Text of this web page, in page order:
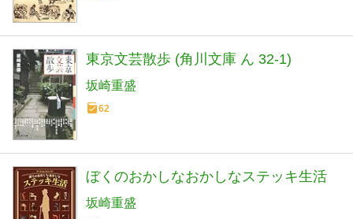
東京文芸散歩 (角川文庫 ん 32-1)
坂崎重盛
62
ぼくのおかしなおかしなステッキ生活
坂崎重盛